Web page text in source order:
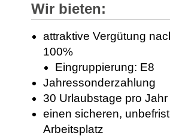
Wir bieten:
attraktive Vergütung
100%
Eingruppierung: E8
Jahressonderzahlung
30 Urlaubstage pro Jahr
einen sicheren,
Arbeitsplatz